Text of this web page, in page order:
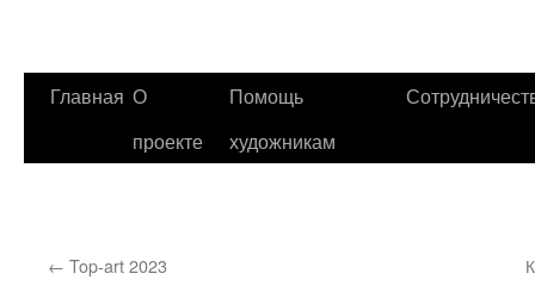
Главная О
проекте
Помощь
художникам
← Top-art 2023